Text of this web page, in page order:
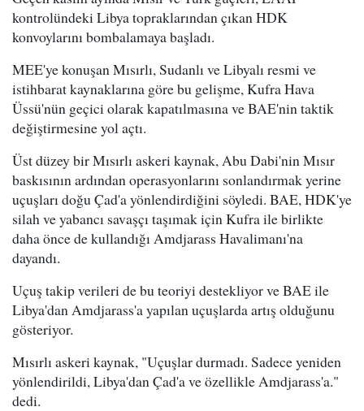
kontrolündeki Libya topraklarından çıkan HDK
konvoylarını bombalamaya başladı.
MEE'ye konuşan Mısırlı, Sudanlı ve Libyalı resmi ve
istihbarat kaynaklarına göre bu gelişme, Kufra Hava
Üssü'nün geçici olarak kapatılmasına ve BAE'nin taktik
değiştirmesine yol açtı.
Üst düzey bir Mısırlı askeri kaynak, Abu Dabi'nin Mısır
baskısının ardından operasyonlarını sonlandırmak yerine
uçuşları doğu Çad'a yönlendirdiğini söyledi. BAE, HDK'ye
silah ve yabancı savaşçı taşımak için Kufra ile birlikte
daha önce de kullandığı Amdjarass Havalimanı'na
dayandı.
Uçuş takip verileri de bu teoriyi destekliyor ve BAE ile
Libya'dan Amdjarass'a yapılan uçuşlarda artış olduğunu
gösteriyor.
Mısırlı askeri kaynak, "Uçuşlar durmadı. Sadece yeniden
yönlendirildi, Libya'dan Çad'a ve özellikle Amdjarass'a."
dedi.